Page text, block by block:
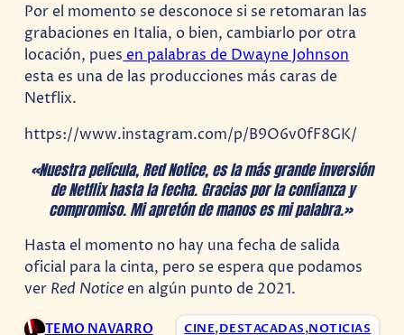
Por el momento se desconoce si se retomaran las
grabaciones en Italia, o bien, cambiarlo por otra
locación, pues en palabras de Dwayne Johnson
esta es una de las producciones más caras de
Netflix.
https://www.instagram.com/p/B9O6v0fF8GK/
«Nuestra película, Red Notice, es la más grande inversión
de Netflix hasta la fecha. Gracias por la confianza y
compromiso. Mi apretón de manos es mi palabra.»
Hasta el momento no hay una fecha de salida
oficial para la cinta, pero se espera que podamos
ver Red Noticeen algún punto de 2021.
TEMO NAVARRO CINE,DESTACADAS,NOTICIAS